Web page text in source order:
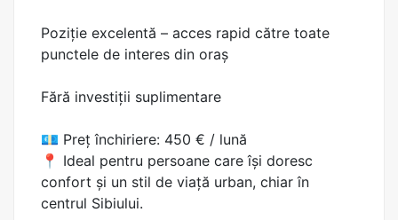
Poziție excelentă – acces rapid către toate
punctele de interes din oraș
Fără investiții suplimentare
💶 Preț închiriere: 450 € / lună
📍 Ideal pentru persoane care își doresc
confort și un stil de viață urban, chiar în
centrul Sibiului.